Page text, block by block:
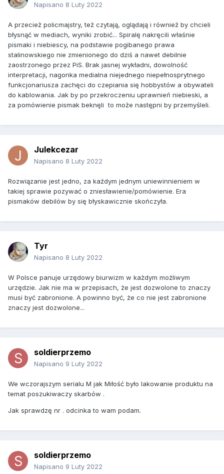
Napisano 8 Luty 2022
A przecież policmajstry, też czytają, oglądają i również by chcieli
błysnąć w mediach, wyniki zrobić... Spiralę nakręcili właśnie
pismaki i niebiescy, na podstawie pogibanego prawa
stalinowskiego nie zmienionego do dziś a nawet debilnie
zaostrzonego przez PiS. Brak jasnej wykładni, dowolność
interpretacji, nagonka medialna niejednego niepełnosprytnego
funkcjonariusza zachęci do czepiania się hobbystów a obywateli
do kablowania. Jak by po przekroczeniu uprawnień niebieski, a
za pomówienie pismak beknęli to może następni by przemyśleli.
Julekcezar
Napisano 8 Luty 2022
Rozwiązanie jest jedno, za każdym jednym uniewinnieniem w
takiej sprawie pozywać o zniesławienie/pomówienie. Era
pismaków debilów by się błyskawicznie skończyła.
Tyr
Napisano 8 Luty 2022
W Polsce panuje urzędowy biurwizm w każdym możliwym
urzędzie. Jak nie ma w przepisach, że jest dozwolone to znaczy
musi być zabronione. A powinno być, że co nie jest zabronione
znaczy jest dozwolone...
soldierprzemo
Napisano 9 Luty 2022
We wczorajszym serialu M jak Miłość było lakowanie produktu na
temat poszukiwaczy skarbów .
Jak sprawdzę nr . odcinka to wam podam.
soldierprzemo
Napisano 9 Luty 2022